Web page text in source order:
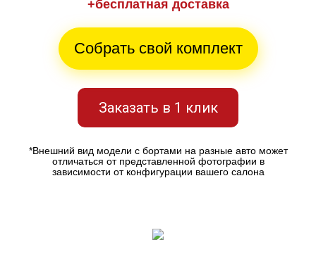
+бесплатная доставка
Собрать свой комплект
Заказать в 1 клик
*Внешний вид модели с бортами на разные авто может
отличаться от представленной фотографии в
зависимости от конфигурации вашего салона